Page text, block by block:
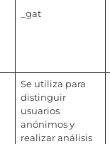
_gat
Se utiliza para
distinguir
usuarios
anónimos y
realizar análisis